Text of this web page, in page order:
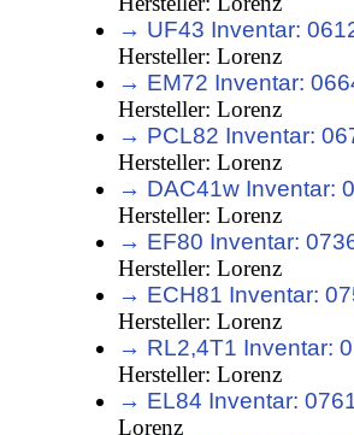
→ UF43 Inventar:
Hersteller: Lorenz
→ EM72 Inventar:
Hersteller: Lorenz
→ PCL82 Inventar:
Hersteller: Lorenz
→ DAC41w Inventar:
Hersteller: Lorenz
→ EF80 Inventar:
Hersteller: Lorenz
→ ECH81 Inventar:
Hersteller: Lorenz
→ RL2,4T1 Inventar:
Hersteller: Lorenz
→ EL84 Inventar:
Lorenz